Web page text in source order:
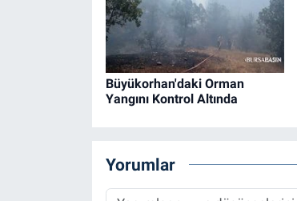
Büyükorhan'daki Orman
Yangını Kontrol Altında
Yorumlar